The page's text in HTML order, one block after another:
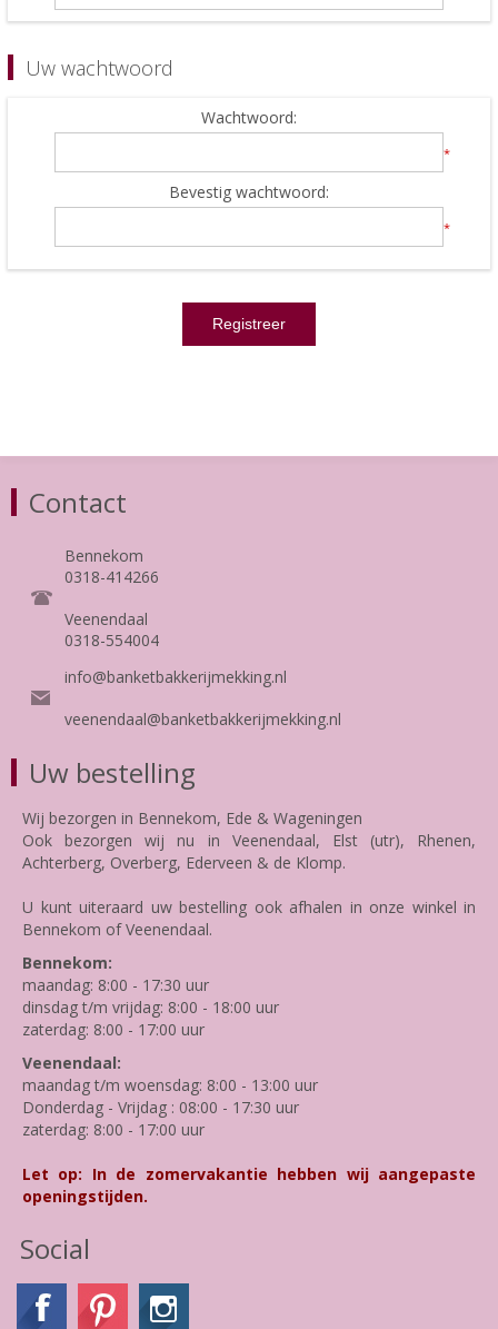
Uw wachtwoord
Wachtwoord:
*
Bevestig wachtwoord:
*
Contact
Bennekom
0318-414266
Veenendaal
0318-554004
info@banketbakkerijmekking.nl
veenendaal@banketbakkerijmekking.nl
Uw bestelling
Wij bezorgen in Bennekom, Ede & Wageningen
Ook bezorgen wij nu in Veenendaal, Elst (utr), Rhenen,
Achterberg, Overberg, Ederveen & de Klomp.
U kunt uiteraard uw bestelling ook afhalen in onze winkel in
Bennekom of Veenendaal.
Bennekom:
maandag: 8:00 - 17:30 uur
dinsdag t/m vrijdag: 8:00 - 18:00 uur
zaterdag: 8:00 - 17:00 uur
Veenendaal:
maandag t/m woensdag: 8:00 - 13:00 uur
Donderdag - Vrijdag : 08:00 - 17:30 uur
zaterdag: 8:00 - 17:00 uur
Let op: In de zomervakantie hebben wij aangepaste
openingstijden.
Social